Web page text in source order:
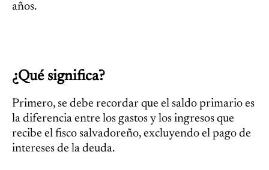
años.
¿Qué significa?
Primero, se debe recordar que el saldo primario es
la diferencia entre los gastos y los ingresos que
recibe el fisco salvadoreño, excluyendo el pago de
intereses de la deuda.